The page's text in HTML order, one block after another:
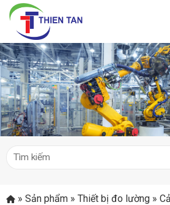
Chuyển
đến
dung
Tìm
» Sản phẩm» Thiết bị đo lường»